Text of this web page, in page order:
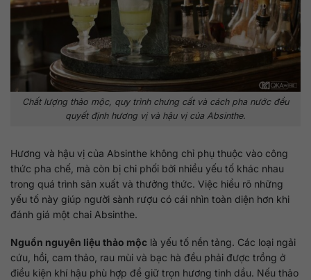
Chất lượng thảo mộc, quy trình chưng cất và cách pha nước đều
quyết định hương vị và hậu vị của Absinthe.
Hương và hậu vị của Absinthe không chỉ phụ thuộc vào công
thức pha chế, mà còn bị chi phối bởi nhiều yếu tố khác nhau
trong quá trình sản xuất và thưởng thức. Việc hiểu rõ những
yếu tố này giúp người sành rượu có cái nhìn toàn diện hơn khi
đánh giá một chai Absinthe.
Nguồn nguyên liệu thảo mộc là yếu tố nền tảng. Các loại ngải
cứu, hồi, cam thảo, rau mùi và bạc hà đều phải được trồng ở
điều kiện khí hậu phù hợp để giữ trọn hương tinh dầu. Nếu thảo